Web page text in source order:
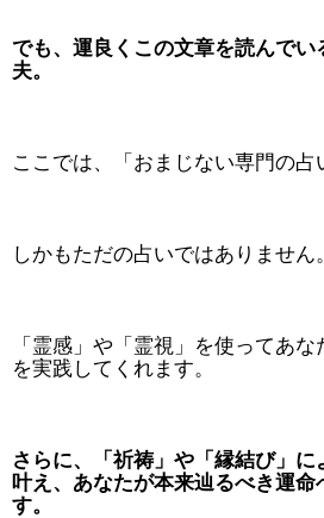
でも、運良くこの文章を読んでい
夫。
ここでは、「おまじない専門の占
しかもただの占いではありません。
「霊感」や「霊視」を使ってあ
を実践してくれます。
さらに、「祈祷」や「縁結び」
叶え、あなたが本来辿るべき運命
す。